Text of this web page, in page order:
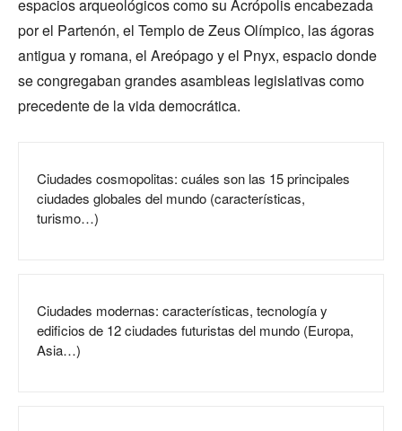
espacios arqueológicos como su Acrópolis encabezada
por el Partenón, el Templo de Zeus Olímpico, las ágoras
antigua y romana, el Areópago y el Pnyx, espacio donde
se congregaban grandes asambleas legislativas como
precedente de la vida democrática.
Ciudades cosmopolitas: cuáles son las 15 principales
ciudades globales del mundo (características,
turismo…)
Ciudades modernas: características, tecnología y
edificios de 12 ciudades futuristas del mundo (Europa,
Asia…)